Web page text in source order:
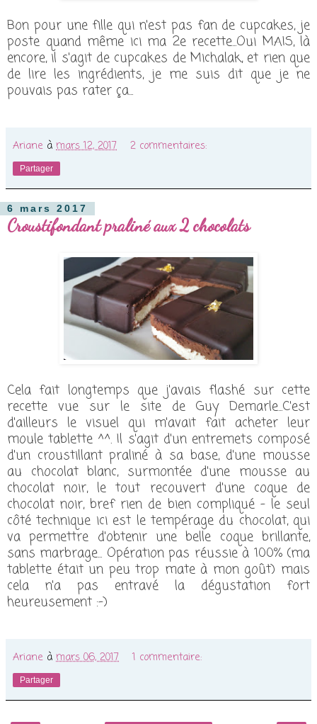
Bon pour une fille qui n'est pas fan de cupcakes, je
poste quand même ici ma 2e recette...Oui MAIS, là
encore, il s'agit de cupcakes de Michalak, et rien que
de lire les ingrédients, je me suis dit que je ne
pouvais pas rater ça...
Ariane à mars 12, 2017 2 commentaires:
Partager
6 mars 2017
Croustifondant praliné aux 2 chocolats
Cela fait longtemps que j'avais flashé sur cette
recette vue sur le site de Guy Demarle...C'est
d'ailleurs le visuel qui m'avait fait acheter leur
moule tablette ^^. Il s'agit d'un entremets composé
d'un croustillant praliné à sa base, d'une mousse
au chocolat blanc, surmontée d'une mousse au
chocolat noir, le tout recouvert d'une coque de
chocolat noir, bref rien de bien compliqué - le seul
côté technique ici est le tempérage du chocolat, qui
va permettre d'obtenir une belle coque brillante,
sans marbrage... Opération pas réussie à 100% (ma
tablette était un peu trop mate à mon goût) mais
cela n'a pas entravé la dégustation fort
heureusement :-)
Ariane à mars 06, 2017 1 commentaire:
Partager